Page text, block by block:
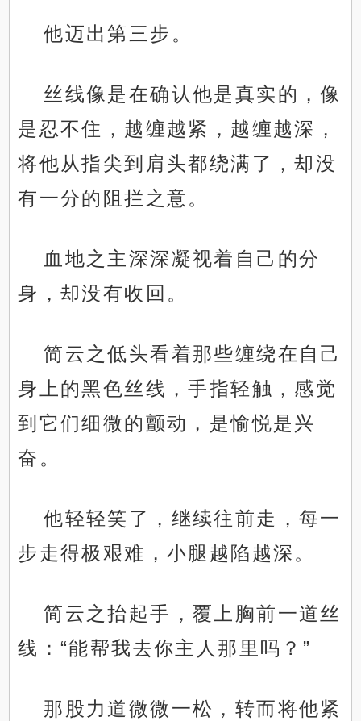
他迈出第三步。
丝线像是在确认他是真实的，像
是忍不住，越缠越紧，越缠越深，
将他从指尖到肩头都绕满了，却没
有一分的阻拦之意。
血地之主深深凝视着自己的分
身，却没有收回。
简云之低头看着那些缠绕在自己
身上的黑色丝线，手指轻触，感觉
到它们细微的颤动，是愉悦是兴
奋。
他轻轻笑了，继续往前走，每一
步走得极艰难，小腿越陷越深。
简云之抬起手，覆上胸前一道丝
线：“能帮我去你主人那里吗？”
那股力道微微一松，转而将他紧